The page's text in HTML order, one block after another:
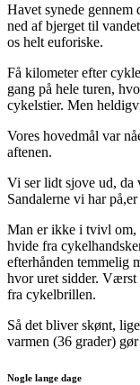
Havet synede
ned af bjerget til
os helt euforiske.
Få kilometer efter
gang på hele turen,
cykelstier. Men
Vores hovedmål var
aftenen.
Vi ser lidt sjove ud, da
Sandalerne vi har
Man er ikke i tvivl om,
hvide fra
efterhånden temmelig
hvor uret sidder. Værst
fra cykelbrillen.
Så det bliver skønt,
varmen (36 grader)
Nogle lange dage